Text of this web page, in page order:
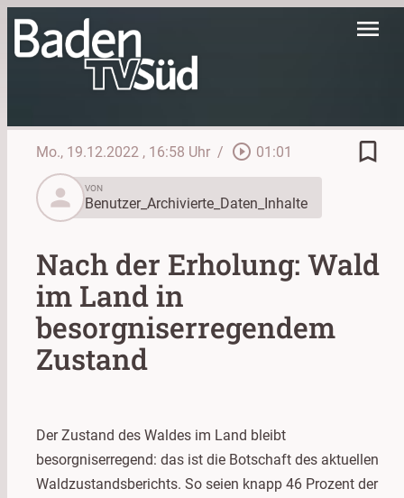
menu
Mo., 19.12.2022 , 16:58 Uhr / play_circle_outline 01:01
bookmark_border
person
VON
Benutzer_Archivierte_Daten_Inhalte
Nach der Erholung: Wald
im Land in
besorgniserregendem
Zustand
Der Zustand des Waldes im Land bleibt
besorgniserregend: das ist die Botschaft des aktuellen
Waldzustandsberichts. So seien knapp 46 Prozent der